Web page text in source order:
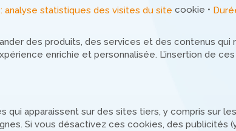
analyse statistiques des visites du site cookie •
des produits, des services et des contenus
enrichie et personnalisée. L’insertion de
apparaissent sur des sites tiers, y compris sur
Si vous désactivez ces cookies, des publicités